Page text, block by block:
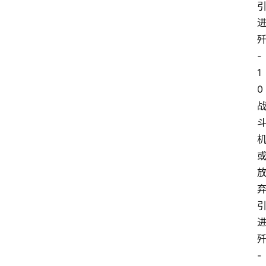
引
进
歼
-
1
0
战
斗
机
或
放
弃
引
进
歼
-